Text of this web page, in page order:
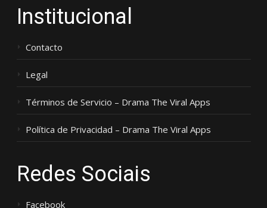
Institucional
Contacto
Legal
Términos de Servicio – Drama The Viral Apps
Política de Privacidad – Drama The Viral Apps
Redes Sociais
Facebook